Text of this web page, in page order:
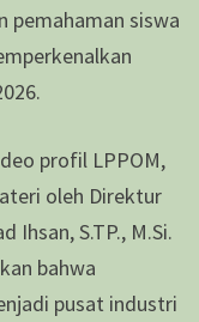
pemahaman siswa
profil LPPOM,
oleh Direktur
Ihsan, S.TP., M.Si.
bahwa
pusat industri